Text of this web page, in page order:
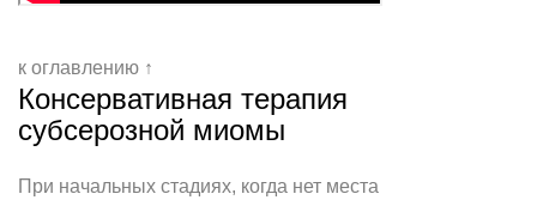
к оглавлению ↑
Консервативная терапия
субсерозной миомы
При начальных стадиях, когда нет места